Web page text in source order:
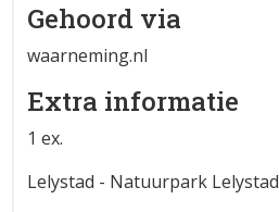
Gehoord via
waarneming.nl
Extra informatie
1 ex.
Lelystad - Natuurpark Lelystad